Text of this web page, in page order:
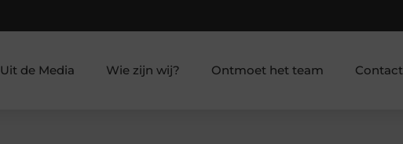
Uit de Media Wie zijn wij? Ontmoet het team Contact